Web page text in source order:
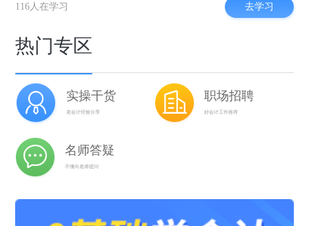
116人在学习 去学习
热门专区
实操干货
老会计经验分享
职场招聘
好会计工作推荐
名师答疑
不懂向老师提问